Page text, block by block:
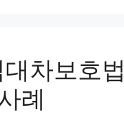
차보호
례